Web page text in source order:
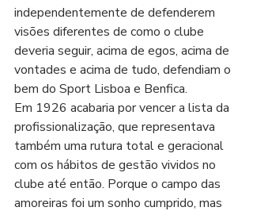
independentemente de defenderem
visões diferentes de como o clube
deveria seguir, acima de egos, acima de
vontades e acima de tudo, defendiam o
bem do Sport Lisboa e Benfica.
Em 1926 acabaria por vencer a lista da
profissionalização, que representava
também uma rutura total e geracional
com os hábitos de gestão vividos no
clube até então. Porque o campo das
amoreiras foi um sonho cumprido, mas